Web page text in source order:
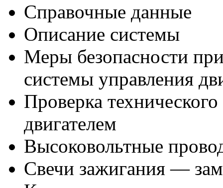
Справочные данные
Описание системы
Меры безопасности
системы управления
Проверка
двигателем
Высоковольтные
Свечи зажигания —